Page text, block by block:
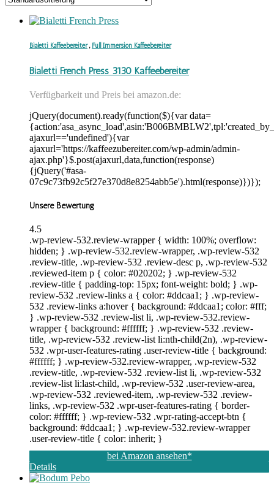
Bialetti Kaffeebereiter, Full Immersion Kaffeebereiter
Bialetti French Press 3130 Kaffeebereiter
Verfügbarkeit und Preis bei amazon.de:
jQuery(document).ready(function($){var data=
ajaxurl=='undefined'){var
ajaxurl='https://kaffeezubereiter.com/wp-admin/admin-
ajax.php'}$.post(ajaxurl,data,function(response)
{jQuery('#asa-
07c9c73fb92c5f27e370d8e8254abb5e').html(response)})});
Unsere Bewertung
4.5
.wp-review-532.review-wrapper { width: 100%; overflow:
hidden; } .wp-review-532.review-wrapper, .wp-review-532
.review-title, .wp-review-532 .review-desc p, .wp-review-532
.reviewed-item p { color: #020202; } .wp-review-532
.review-title { padding-top: 15px; font-weight: bold; } .wp-
review-532 .review-links a { color: #ddcaa1; } .wp-review-
532 .review-links a:hover { background: #ddcaa1; color: #fff;
} .wp-review-532 .review-list li, .wp-review-532.review-
wrapper { background: #ffffff; } .wp-review-532 .review-
title, .wp-review-532 .review-list li:nth-child(2n), .wp-review-
532 .wpr-user-features-rating .user-review-title { background:
#ffffff; } .wp-review-532.review-wrapper, .wp-review-532
.review-title, .wp-review-532 .review-list li, .wp-review-532
.review-list li:last-child, .wp-review-532 .user-review-area,
.wp-review-532 .reviewed-item, .wp-review-532 .review-
links, .wp-review-532 .wpr-user-features-rating { border-
color: #ffffff; } .wp-review-532 .wpr-rating-accept-btn {
background: #ddcaa1; } .wp-review-532.review-wrapper
.user-review-title { color: inherit; }
bei Amazon ansehen*
Details